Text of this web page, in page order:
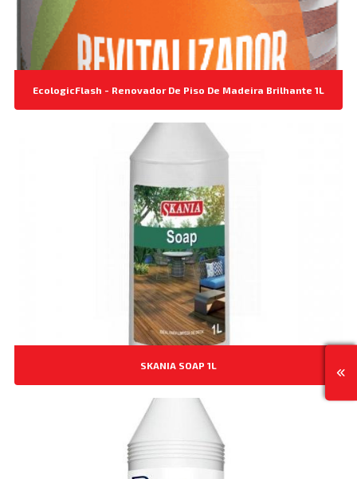
EcologicFlash - Renovador De Piso De Madeira Brilhante 1L
SKANIA SOAP 1L